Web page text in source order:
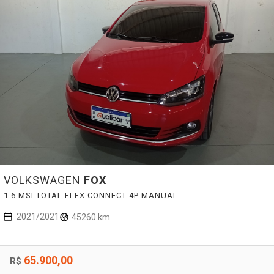
VOLKSWAGEN FOX
1.6 MSI TOTAL FLEX CONNECT 4P MANUAL
2021/2021 45260 km
R$ 65.900,00